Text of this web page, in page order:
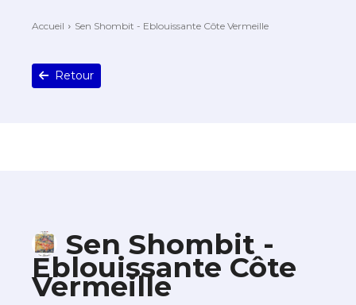
Accueil Sen Shombit - Eblouissante Côte Vermeille
Retour
Sen Shombit -
Eblouissante Côte
Vermeille